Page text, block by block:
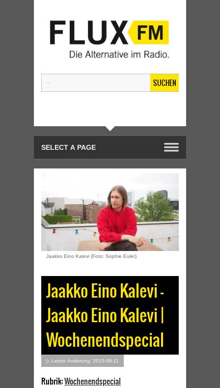
SUCHEN
Jaakko Eino Kalevi (Foto: Sophie Euler)
Jaakko Eino Kalevi –
Jaakko Eino Kalevi |
Wochenendspecial
▷ Letzte Änderung: 2015-06-11
Rubrik:Wochenendspecial